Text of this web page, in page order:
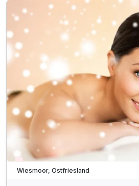
Für 4 Tage
Doppelzimmer Standard Plus
2 Erwachsene und 1 Kind
2 x Abendessen im Rahmen der
inkl. offene Getränke (Bier, Wein,
während Ihrer Essenzeit von max.
tägliche Nutzung der Sauna von
tägliche Nutzung des Innenpools
Wieder frei ab November
Wiesmoor, Ostfriesland